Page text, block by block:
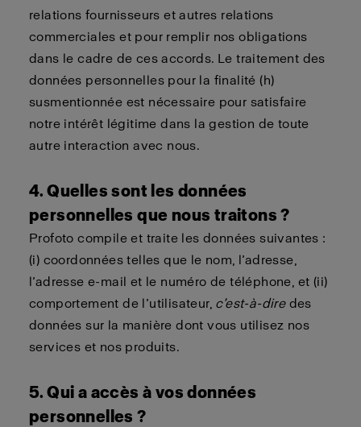
relations fournisseurs et autres relations
commerciales et pour remplir nos obligations
dans le cadre de ces accords. Le traitement des
données personnelles pour la finalité (h)
susmentionnée est nécessaire pour satisfaire
notre intérêt légitime dans la gestion de toute
autre interaction avec nous.
4. Quelles sont les données
personnelles que nous traitons ?
Profoto compile et traite les données suivantes :
(i) coordonnées telles que le nom, l’adresse,
l’adresse e-mail et le numéro de téléphone, et (ii)
comportement de l’utilisateur, c’est-à-diredes
données sur la manière dont vous utilisez nos
services et nos produits.
5. Qui a accès à vos données
personnelles ?